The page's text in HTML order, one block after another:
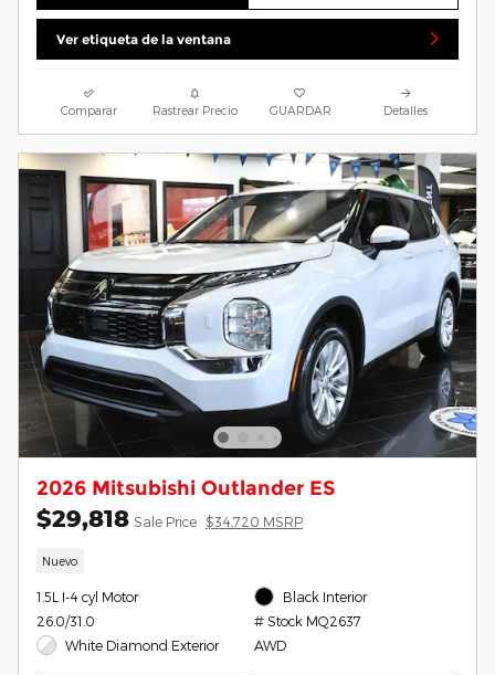
Ver etiqueta de la ventana
Comparar Rastrear Precio GUARDAR Detalles
2026 Mitsubishi Outlander ES
$29,818 Sale Price $34,720 MSRP
Nuevo
1.5L I-4 cyl Motor
26.0/31.0
White Diamond Exterior
Black Interior
# Stock MQ2637
AWD